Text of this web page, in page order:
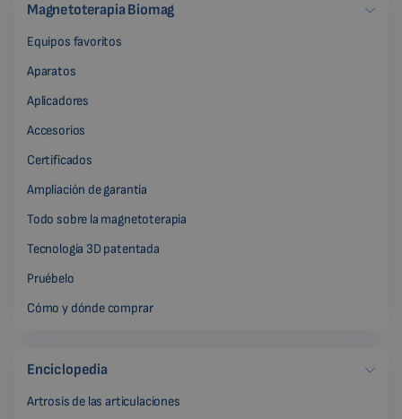
Magnetoterapia Biomag
Equipos favoritos
Aparatos
Aplicadores
Accesorios
Certificados
Ampliación de garantía
Todo sobre la magnetoterapia
Tecnología 3D patentada
Pruébelo
Cómo y dónde comprar
Enciclopedia
Artrosis de las articulaciones